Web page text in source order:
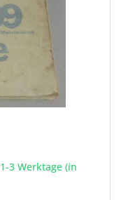
3 Werktage (in